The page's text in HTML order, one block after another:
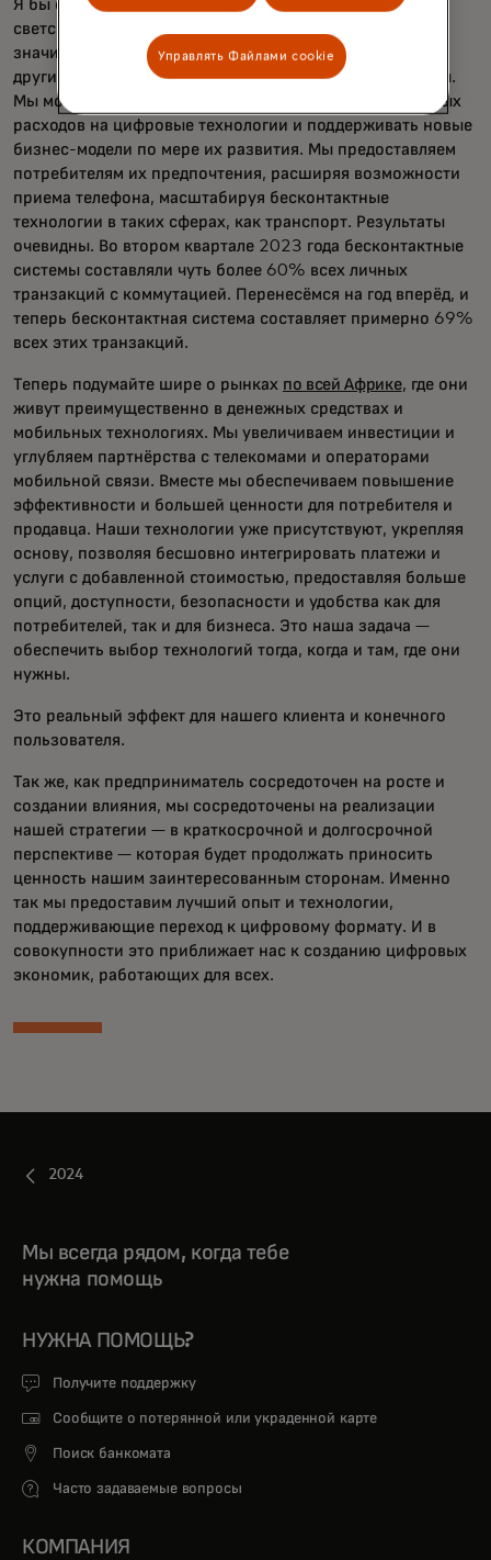
Я бы сказал, что мы лишь коснулись поверхности. В
светской трансформации по-прежнему есть
значительные возможности. Да, даже в США, Европе и
других рынках, где существуют потребительские карты.
Мы можем перенаправить большую часть повседневных
расходов на цифровые технологии и поддерживать новые
бизнес-модели по мере их развития. Мы предоставляем
потребителям их предпочтения, расширяя возможности
приема телефона, масштабируя бесконтактные
технологии в таких сферах, как транспорт. Результаты
очевидны. Во втором квартале 2023 года бесконтактные
системы составляли чуть более 60% всех личных
транзакций с коммутацией. Перенесёмся на год вперёд, и
теперь бесконтактная система составляет примерно 69%
всех этих транзакций.
Теперь подумайте шире о рынках по всей Африке, где они
живут преимущественно в денежных средствах и
мобильных технологиях. Мы увеличиваем инвестиции и
углубляем партнёрства с телекомами и операторами
мобильной связи. Вместе мы обеспечиваем повышение
эффективности и большей ценности для потребителя и
продавца. Наши технологии уже присутствуют, укрепляя
основу, позволяя бесшовно интегрировать платежи и
услуги с добавленной стоимостью, предоставляя больше
опций, доступности, безопасности и удобства как для
потребителей, так и для бизнеса. Это наша задача —
обеспечить выбор технологий тогда, когда и там, где они
нужны.
Это реальный эффект для нашего клиента и конечного
пользователя.
Так же, как предприниматель сосредоточен на росте и
создании влияния, мы сосредоточены на реализации
нашей стратегии — в краткосрочной и долгосрочной
перспективе — которая будет продолжать приносить
ценность нашим заинтересованным сторонам. Именно
так мы предоставим лучший опыт и технологии,
поддерживающие переход к цифровому формату. И в
совокупности это приближает нас к созданию цифровых
экономик, работающих для всех.
2024
Мы всегда рядом, когда тебе
нужна помощь
НУЖНА ПОМОЩЬ?
Получите поддержку
Сообщите о потерянной или украденной карте
Поиск банкомата
Часто задаваемые вопросы
КОМПАНИЯ
Управлять Файлами cookie